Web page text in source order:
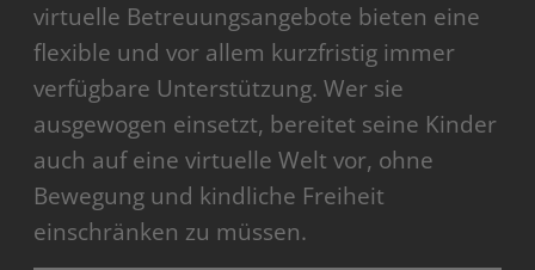
virtuelle Betreuungsangebote bieten eine
flexible und vor allem kurzfristig immer
verfügbare Unterstützung. Wer sie
ausgewogen einsetzt, bereitet seine Kinder
auch auf eine virtuelle Welt vor, ohne
Bewegung und kindliche Freiheit
einschränken zu müssen.